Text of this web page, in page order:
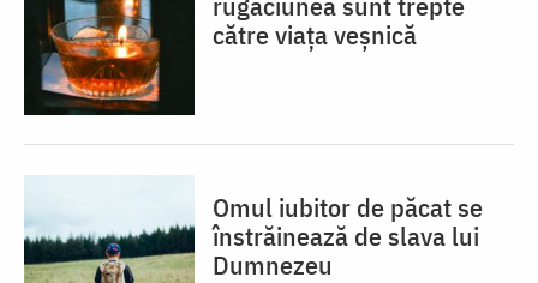
către viața veșnică
Omul iubitor de păcat se
înstrăinează de slava lui
Dumnezeu